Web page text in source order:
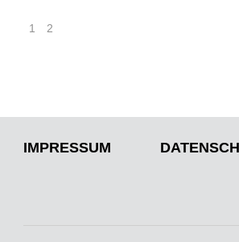
1 2
IMPRESSUM